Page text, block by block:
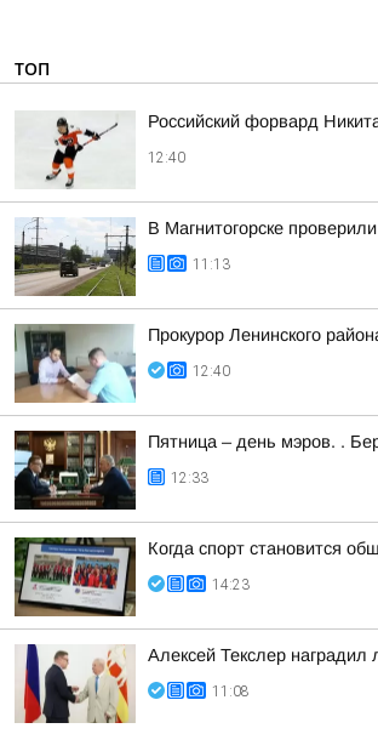
ТОП
Российский форвард
12:40
В Магнитогорске
11:13
Прокурор Ленинского
12:40
Пятница – день мэров. .
12:33
Когда спорт становится
14:23
Алексей Текслер наградил
11:08